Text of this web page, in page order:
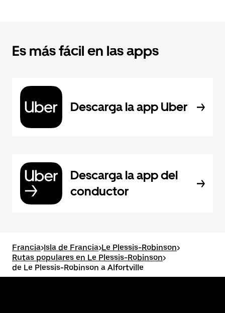
Es más fácil en las apps
Descarga la app Uber
Descarga la app del
conductor
Francia>Isla de Francia>Le Plessis-Robinson>
Rutas populares en Le Plessis-Robinson>
de Le Plessis-Robinson a Alfortville